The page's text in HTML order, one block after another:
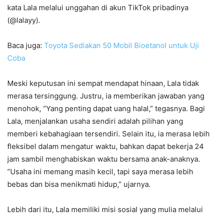
kata Lala melalui unggahan di akun TikTok pribadinya
(@lalayy).
Baca juga: Toyota Sediakan 50 Mobil Bioetanol untuk Uji
Coba
Meski keputusan ini sempat mendapat hinaan, Lala tidak
merasa tersinggung. Justru, ia memberikan jawaban yang
menohok, “Yang penting dapat uang halal,” tegasnya. Bagi
Lala, menjalankan usaha sendiri adalah pilihan yang
memberi kebahagiaan tersendiri. Selain itu, ia merasa lebih
fleksibel dalam mengatur waktu, bahkan dapat bekerja 24
jam sambil menghabiskan waktu bersama anak-anaknya.
“Usaha ini memang masih kecil, tapi saya merasa lebih
bebas dan bisa menikmati hidup,” ujarnya.
Lebih dari itu, Lala memiliki misi sosial yang mulia melalui